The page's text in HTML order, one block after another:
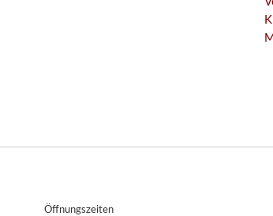
Öffnungszeiten